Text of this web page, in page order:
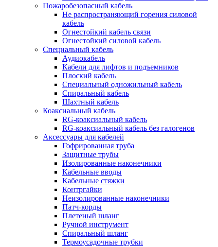
Пожаробезопасный кабель
Не распространяющий горения силовой
кабель
Огнестойкий кабель связи
Огнестойкий силовой кабель
Специальный кабель
Аудиокабель
Кабели для лифтов и подъемников
Плоский кабель
Специальный одножильный кабель
Спиральный кабель
Шахтный кабель
Коаксиальный кабель
RG-коаксиальный кабель
RG-коаксиальный кабель без галогенов
Аксессуары для кабелей
Гофрированная труба
Защитные трубы
Изолированные наконечники
Кабельные вводы
Кабельные стяжки
Контргайки
Неизолированные наконечники
Патч-корды
Плетеный шланг
Ручной инструмент
Спиральный шланг
Термоусадочные трубки